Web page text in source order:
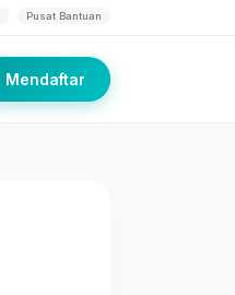
Pusat Bantuan
Mendaftar